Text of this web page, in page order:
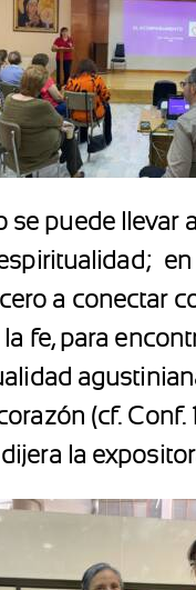
puede llevar
a conectar
fe, para
(cf.
la